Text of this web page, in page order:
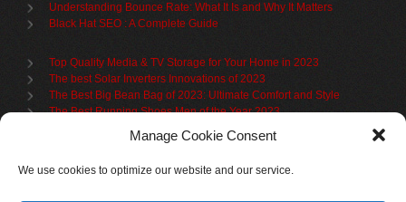
Manage Cookie Consent
We use cookies to optimize our website and our service.
Understanding Bounce Rate: What It Is and Why It Matters
Black Hat SEO : A Complete Guide
Top Quality Media & TV Storage for Your Home in 2023
The best Solar Inverters Innovations of 2023
The Best Big Bean Bag of 2023: Ultimate Comfort and Style
The Best Running Shoes Men of the Year 2023
The Best Cycling Jersey For 2023
The Benefits of Using Filing Cabinets for File Organization
Upgrade Your Living Space with the Best Bookcases